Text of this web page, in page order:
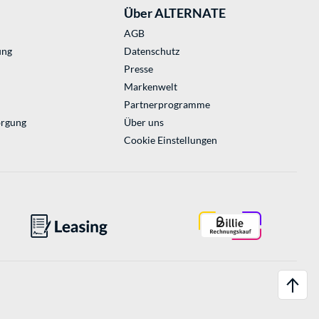
Über ALTERNATE
AGB
Datenschutz
Presse
Markenwelt
Partnerprogramme
Über uns
Cookie Einstellungen